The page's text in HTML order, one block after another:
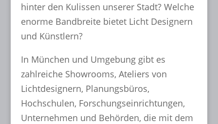
hinter den Kulissen unserer Stadt? Welche
enorme Bandbreite bietet Licht Designern
und Künstlern?
In München und Umgebung gibt es
zahlreiche Showrooms, Ateliers von
Lichtdesignern, Planungsbüros,
Hochschulen, Forschungseinrichtungen,
Unternehmen und Behörden, die mit dem